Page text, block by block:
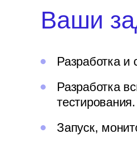
Ваши
Разработка и
Разработка
тестирования.
Запуск,